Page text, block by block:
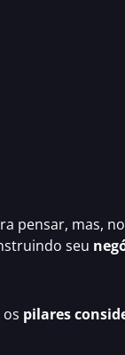
pensar, mas,
seu
pilares